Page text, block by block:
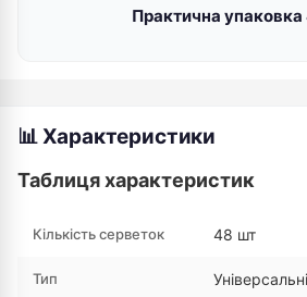
Практична
📊 Характеристики
Таблиця характеристик
Кількість серветок 48 шт
Тип